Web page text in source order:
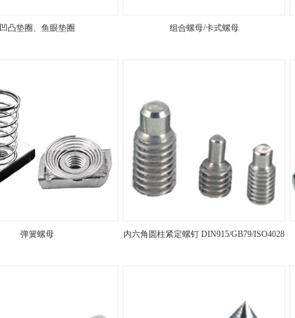
凹凸垫圈、鱼眼垫圈 组合螺母/卡式螺母
弹簧螺母 内六角圆柱紧定螺钉 DIN915/GB79/ISO4028